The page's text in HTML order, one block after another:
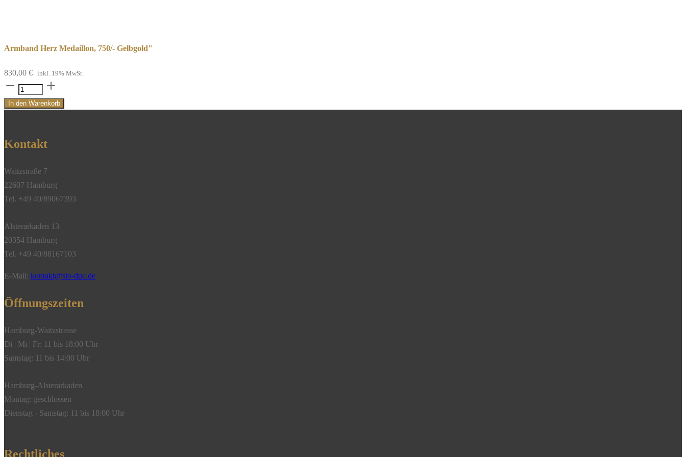
Armband Herz Medaillon, 750/- Gelbgold"
830,00 € inkl. 19% MwSt.
Armband
Herz
Gelbgold"
In den Warenkorb
Kontakt
Waitzstraße 7
22607 Hamburg
Tel. +49 40/89067393
Alsterarkaden 13
20354 Hamburg
Tel. +49 40/88167103
E-Mail: kontakt@sio-due.de
Öffnungszeiten
Hamburg-Waitzstrasse
Di | Mi | Fr: 11 bis 18:00 Uhr
Samstag: 11 bis 14:00 Uhr
Hamburg-Alsterarkaden
Montag: geschlossen
Dienstag - Samstag: 11 bis 18:00 Uhr
Rechtliches